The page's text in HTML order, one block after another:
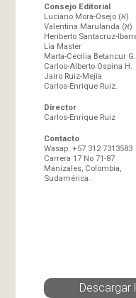
Consejo Editorial
Luciano Mora-Osejo (א)
Valentina Marulanda (א)
Heriberto Santacruz-
Lia Master
Marta-Cecilia Betancur G.
Carlos-Alberto Ospina H.
Jairo Ruiz-Mejía
Carlos-Enrique Ruiz.
Director
Carlos-Enrique Ruiz
Contacto
Wasap: +57 312 7313583
Carrera 17 No 71-87
Manizales, Colombia,
Sudamérica.
Descargar